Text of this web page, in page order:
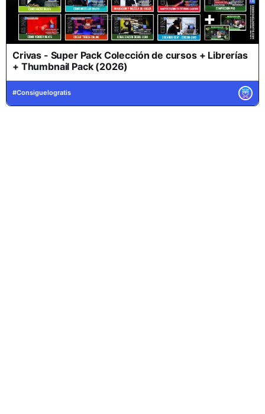
Crivas - Super Pack Colección de cursos + Librerías
+ Thumbnail Pack (2026)